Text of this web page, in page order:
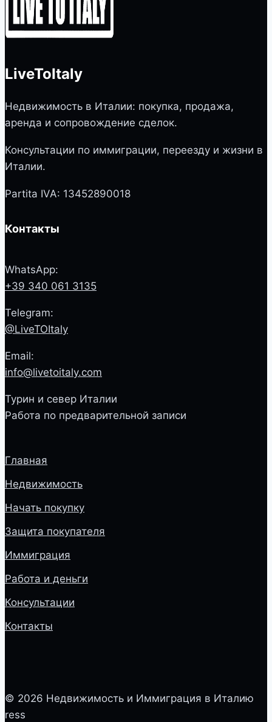
LiveToItaly
Недвижимость в Италии: покупка, продажа,
аренда и сопровождение сделок.
Консультации по иммиграции, переезду и жизни в
Италии.
Partita IVA: 13452890018
Контакты
WhatsApp:
+39 340 061 3135
Telegram:
@LiveTOItaly
Email:
info@livetoitaly.com
Турин и север Италии
Работа по предварительной записи
Главная
Недвижимость
Начать покупку
Защита покупателя
Иммиграция
Работа и деньги
Консультации
Контакты
© 2026 Недвижимость и Иммиграция в Италию
ress